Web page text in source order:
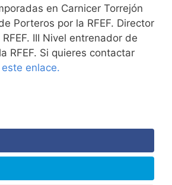
en Carnicer Torrejón
Porteros por la RFEF. Director
III Nivel entrenador de
RFEF. Si quieres contactar
enlace.